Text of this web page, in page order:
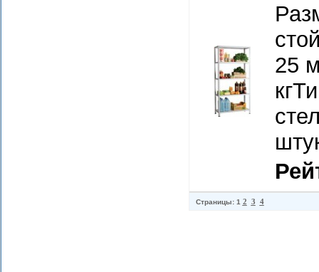
25
Страницы: 1 2 3 4